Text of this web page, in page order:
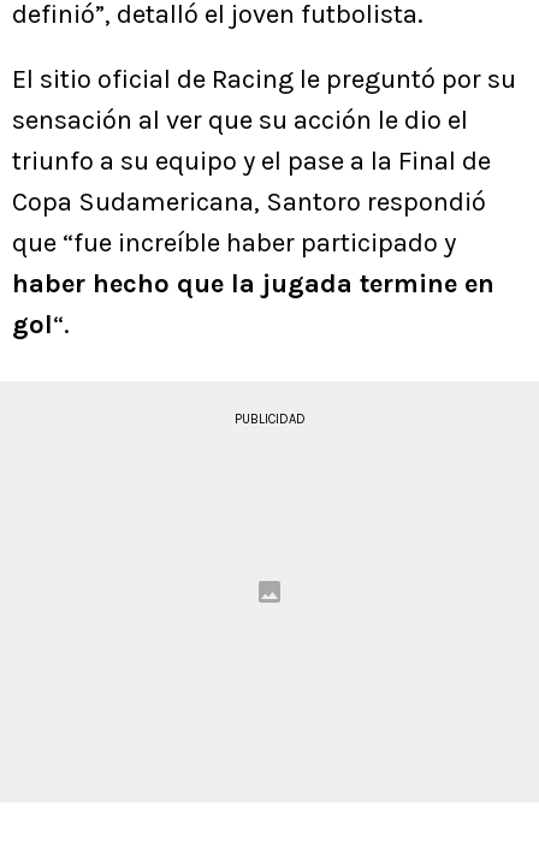
definió”, detalló el joven futbolista.
El sitio oficial de Racing le preguntó por su
sensación al ver que su acción le dio el
triunfo a su equipo y el pase a la Final de
Copa Sudamericana, Santoro respondió
que “fue increíble haber participado y
haber hecho que la jugada termine en
gol“.
PUBLICIDAD